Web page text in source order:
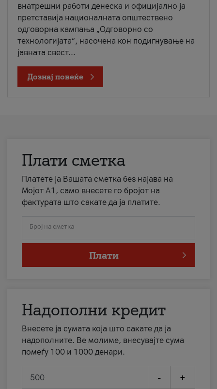
внатрешни работи денеска и официјално ја
претставија националната општествено
одговорна кампања „Одговорно со
технологијата“, насочена кон подигнување на
јавната свест...
Дознај повеќе
Плати сметка
Платете ја Вашата сметка без најава на
Мојот А1, само внесете го бројот на
фактурата што сакате да ја платите.
Број на сметка
Плати
Надополни кредит
Внесете ја сумата која што сакате да ја
надополните. Ве молиме, внесувајте сума
помеѓу 100 и 1000 денари.
- +